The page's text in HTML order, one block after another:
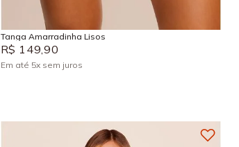
Adicionar na sacola
Tanga Amarradinha Lisos
R$ 149,90
Em até 5x sem juros